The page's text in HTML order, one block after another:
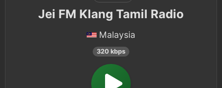
Jei FM Klang Tamil Radio
Malaysia
320 kbps